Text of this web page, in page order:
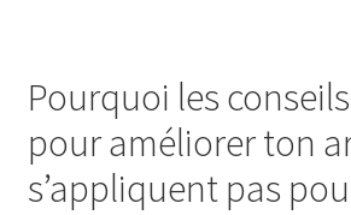
Pourquoi les
pour améliorer ton
s’appliquent pas